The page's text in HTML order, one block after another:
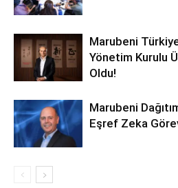
Marubeni
Yönetim Kurulu
Oldu!
Marubeni
Eşref Zeka